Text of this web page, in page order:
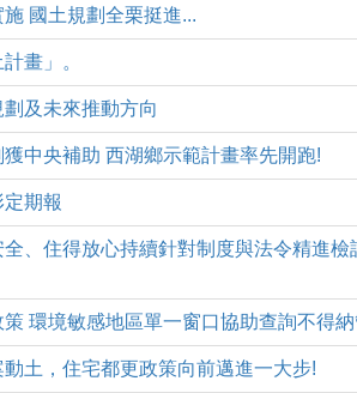
國土規劃全栗挺進...
畫」。
及未來推動方向
中央補助 西湖鄉示範計畫率先開跑!
期報
、住得放心持續針對制度與法令精進
環境敏感地區單一窗口協助查詢不得
土，住宅都更政策向前邁進一大步!